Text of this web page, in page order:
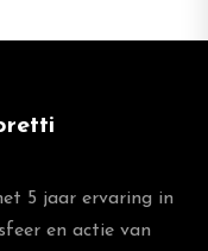
5 jaar ervaring in
en actie van